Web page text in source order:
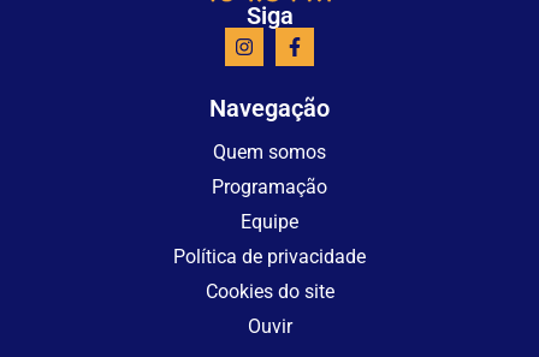
Siga
Navegação
Quem somos
Programação
Equipe
Política de privacidade
Cookies do site
Ouvir